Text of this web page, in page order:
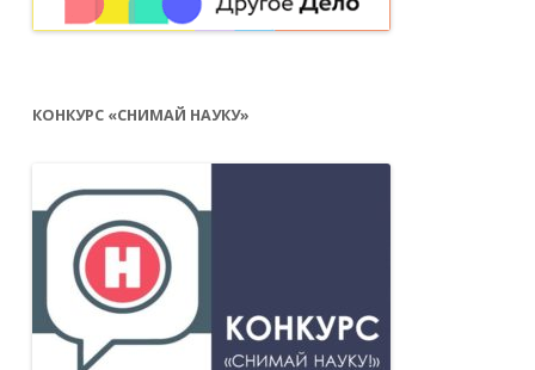
КОНКУРС «СНИМАЙ НАУКУ»